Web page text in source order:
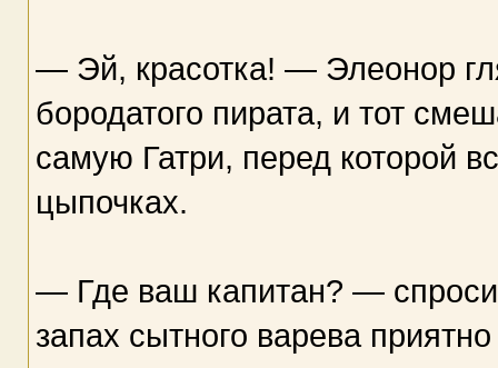
— Эй, красотка! — Элеонор
бородатого пирата, и тот
самую Гатри, перед которой
цыпочках.
— Где ваш капитан? —
запах сытного варева